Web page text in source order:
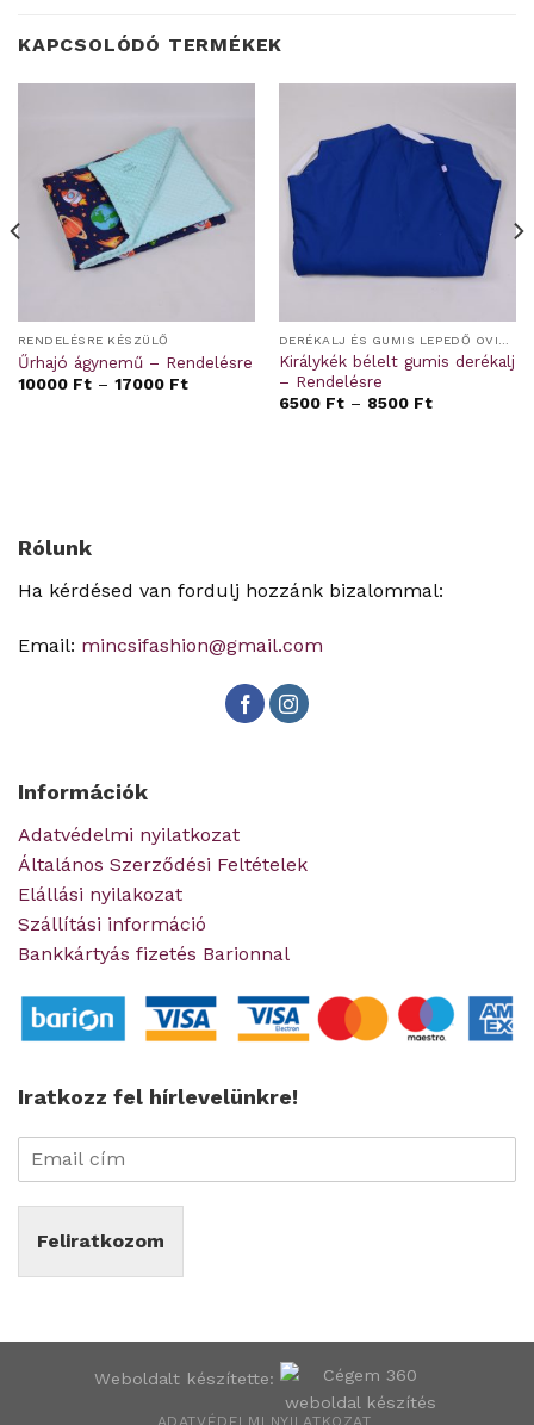
KAPCSOLÓDÓ TERMÉKEK
RENDELÉSRE KÉSZÜLŐ
Űrhajó ágynemű – Rendelésre
10000 Ft– 17000 Ft
Királykék bélelt gumis derékalj
– Rendelésre
6500 Ft– 8500 Ft
Rólunk
Ha kérdésed van fordulj hozzánk bizalommal:
Email: mincsifashion@gmail.com
Információk
Adatvédelmi nyilatkozat
Általános Szerződési Feltételek
Elállási nyilakozat
Szállítási információ
Bankkártyás fizetés Barionnal
Iratkozz fel hírlevelünkre!
Feliratkozom
Weboldalt készítette:
ADATVÉDELMI NYILATKOZAT